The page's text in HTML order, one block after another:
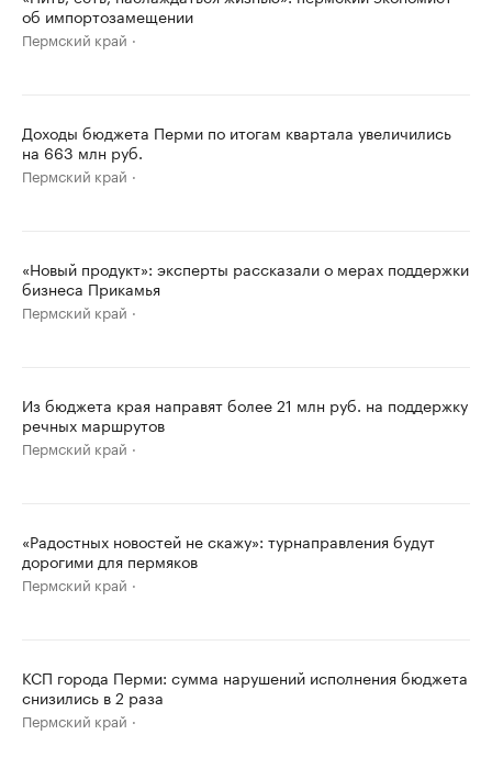
об импортозамещении
Пермский край
Доходы бюджета Перми по итогам квартала увеличились
на 663 млн руб.
Пермский край
«Новый продукт»: эксперты рассказали о мерах поддержки
бизнеса Прикамья
Пермский край
Из бюджета края направят более 21 млн руб. на поддержку
речных маршрутов
Пермский край
«Радостных новостей не скажу»: турнаправления будут
дорогими для пермяков
Пермский край
КСП города Перми: сумма нарушений исполнения бюджета
снизились в 2 раза
Пермский край